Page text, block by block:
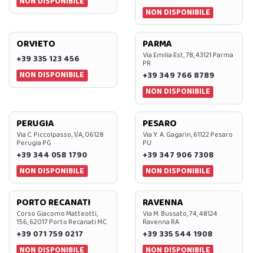
NON DISPONIBILE
ORVIETO
+39 335 123 456
NON DISPONIBILE
PARMA
Via Emilia Est, 7B, 43121 Parma
PR
+39 349 766 8789
NON DISPONIBILE
PERUGIA
Via C. Piccolpasso, 1/A, 06128
Perugia PG
+39 344 058 1790
NON DISPONIBILE
PESARO
Via Y. A. Gagarin, 61122 Pesaro
PU
+39 347 906 7308
NON DISPONIBILE
PORTO RECANATI
Corso Giacomo Matteotti,
156, 62017 Porto Recanati MC
+39 071 759 0217
NON DISPONIBILE
RAVENNA
Via M. Bussato, 74, 48124
Ravenna RA
+39 335 544 1908
NON DISPONIBILE